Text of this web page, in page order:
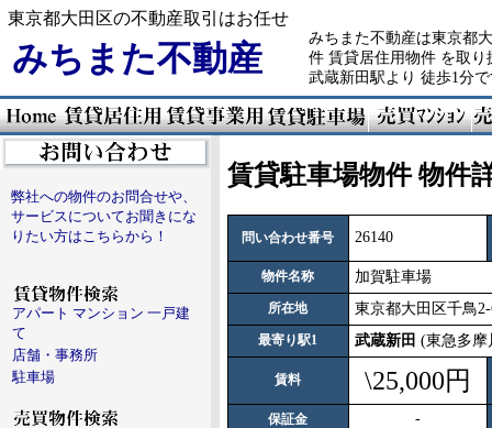
東京都大田区の不動産取引はお任せ
みちまた不動産
みちまた不動産は東京都
件 賃貸居住用物件 を取り
武蔵新田駅より 徒歩1分
弊社への物件のお問合せや、
サービスについてお聞きにな
りたい方はこちらから！
アパート マンション 一戸建
て
店舗・事務所
駐車場
賃貸駐車場物件 物件
問い合わせ番号 26140
物件名称 加賀駐車場
所在地 東京都大田区千鳥2-
最寄り駅1 武蔵新田 (東急多摩
賃料 \25,000円
保証金 -